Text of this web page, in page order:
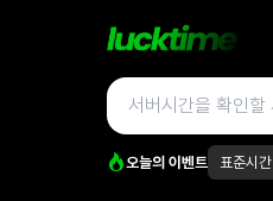
오늘의 이벤트 표준시간